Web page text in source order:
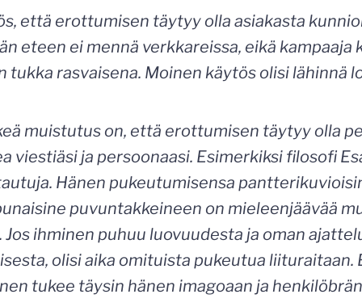
että erottumisen täytyy olla asiakasta
eteen ei mennä verkkareissa, eikä kampaaja
tukka rasvaisena. Moinen käytös olisi lähinnä
muistutus on, että erottumisen täytyy olla
viestiäsi ja persoonaasi. Esimerkiksi filosofi
Hänen pukeutumisensa
puvuntakkeineen on mieleenjäävää
ihminen puhuu luovuudesta ja oman
olisi aika omituista pukeutua liituraitaan.
tukee täysin hänen imagoaan ja